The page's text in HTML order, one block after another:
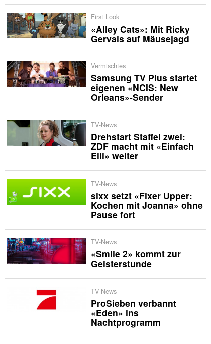
First Look
«Alley Cats»: Mit Ricky
Gervais auf Mäusejagd
Vermischtes
Samsung TV Plus startet
eigenen «NCIS: New
Orleans»-Sender
TV-News
Drehstart Staffel zwei:
ZDF macht mit «Einfach
Elli» weiter
TV-News
sixx setzt «Fixer Upper:
Kochen mit Joanna» ohne
Pause fort
TV-News
«Smile 2» kommt zur
Geisterstunde
TV-News
ProSieben verbannt
«Eden» ins
Nachtprogramm